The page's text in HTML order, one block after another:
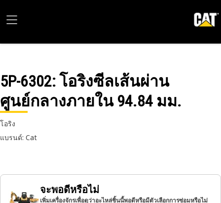
5P-6302: โอริงซีลเส้นผ่าน
ศูนย์กลางภายใน 94.84 มม.
โอริง
แบรนด์: Cat
จะพอดีหรือไม่
เพิ่มเครื่องจักรเพื่อดูว่าอะไหล่ชิ้นนี้พอดีหรือมีตัวเลือกการซ่อมหรือไม่